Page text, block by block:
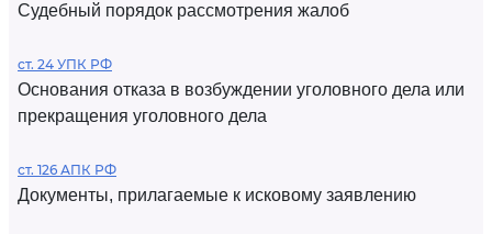
Судебный порядок рассмотрения жалоб
ст. 24 УПК РФ
Основания отказа в возбуждении уголовного дела или
прекращения уголовного дела
ст. 126 АПК РФ
Документы, прилагаемые к исковому заявлению